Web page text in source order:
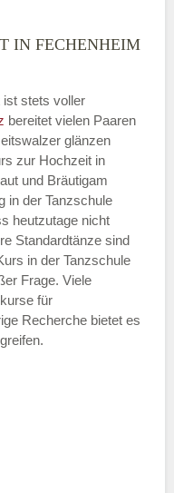
IN FECHENHEIM
ist stets voller
bereitet vielen Paaren
glänzen
zur Hochzeit in
und Bräutigam
in der Tanzschule
heutzutage nicht
Standardtänze sind
in der Tanzschule
Frage. Viele
für
Recherche bietet es